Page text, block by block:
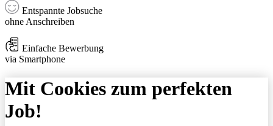
Entspannte Jobsuche
ohne Anschreiben
Einfache Bewerbung
via Smartphone
Mit Cookies zum perfekten
Job!